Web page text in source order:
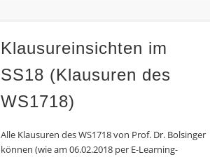
Klausureinsichten im
SS18 (Klausuren des
WS1718)
Alle Klausuren des WS1718 von Prof. Dr. Bolsinger
können (wie am 06.02.2018 per E-Learning-